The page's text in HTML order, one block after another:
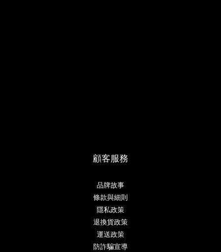
顧客服務
品牌故事
條款與細則
隱私政策
退換貨政策
運送政策
防詐騙宣導